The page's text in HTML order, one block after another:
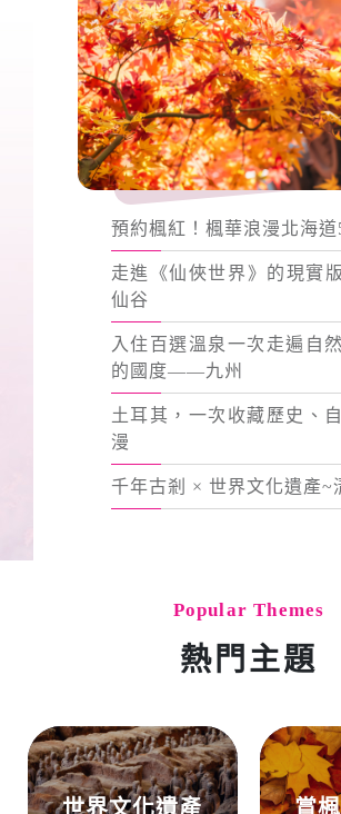
預約楓紅！楓華浪漫北海道
走進《仙俠世界》的現實
仙谷
入住百選溫泉一次走遍自
的國度——九州
土耳其，一次收藏歷史、
漫
千年古剎 × 世界文化遺產~
Popular Themes
熱門主題
世界文化遺產 賞